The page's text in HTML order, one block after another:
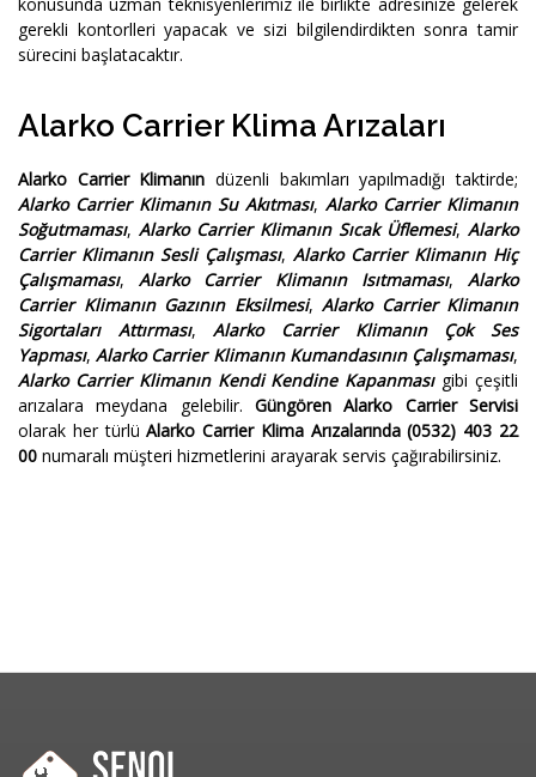
gerekli kontorlleri yapacak ve sizi bilgilendirdikten sonra tamir
sürecini başlatacaktır.
Alarko Carrier Klima Arızaları
Alarko Carrier Klimanın düzenli bakımları yapılmadığı taktirde;
Alarko Carrier Klimanın Su Akıtması, Alarko Carrier Klimanın
Soğutmaması, Alarko Carrier Klimanın Sıcak Üflemesi, Alarko
Carrier Klimanın Sesli Çalışması, Alarko Carrier Klimanın Hiç
Çalışmaması,Alarko Carrier Klimanın Isıtmaması,Alarko
Carrier Klimanın Gazının Eksilmesi, Alarko Carrier Klimanın
Sigortaları Attırması,Alarko Carrier Klimanın Çok Ses
Yapması,Alarko Carrier Klimanın Kumandasının Çalışmaması,
Alarko Carrier Klimanın Kendi Kendine Kapanmasıgibi çeşitli
arızalara meydana gelebilir. Güngören Alarko Carrier Servisi
olarak her türlüAlarko Carrier Klima Arızalarında (0532) 403 22
00 numaralı müşteri hizmetlerini arayarak servis çağırabilirsiniz.